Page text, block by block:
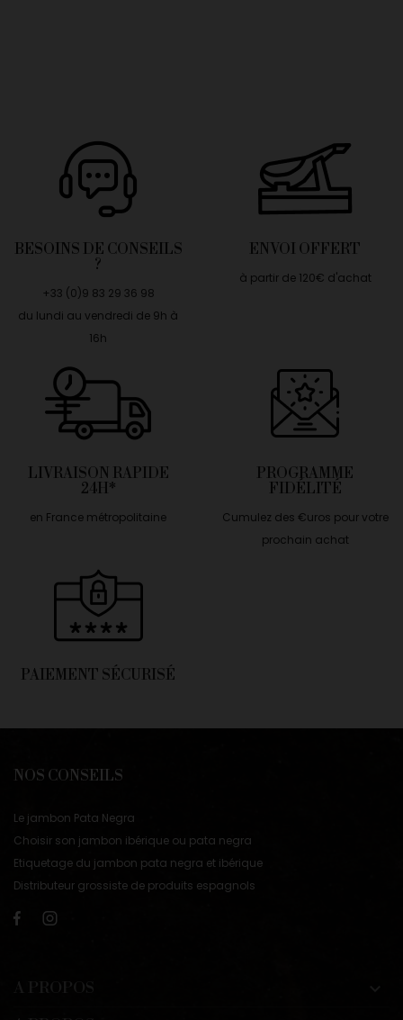
BESOINS DE CONSEILS
?
+33 (0)9 83 29 36 98
du lundi au vendredi de 9h à
16h
ENVOI OFFERT
à partir de 120€ d'achat
LIVRAISON RAPIDE
24H*
en France métropolitaine
PROGRAMME
FIDÉLITÉ
Cumulez des €uros pour votre
prochain achat
PAIEMENT SÉCURISÉ
NOS CONSEILS
Le jambon Pata Negra
Choisir son jambon ibérique ou pata negra
Etiquetage du jambon pata negra et ibérique
Distributeur grossiste de produits espagnols